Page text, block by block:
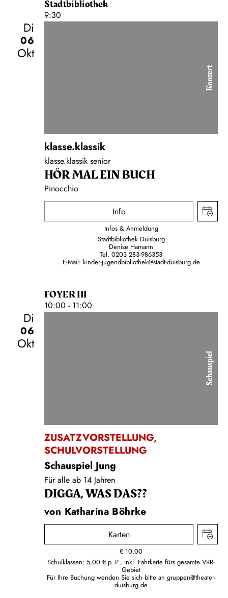
Stadtbibliothek
9:30
Di
06
Okt
Konzert
klasse.klassik
klasse.klassik senior
HÖR MAL EIN BUCH
Pinocchio
Info
Infos & Anmeldung
Stadtbibliothek Duisburg
Denise Hamann
Tel. 0203 283-986353
E-Mail: kinder-jugendbibliothek@stadt-duisburg.de
FOYER III
10:00 - 11:00
Di
06
Okt
Schauspiel
ZUSATZVORSTELLUNG,
SCHULVORSTELLUNG
Schauspiel Jung
Für alle ab 14 Jahren
DIGGA, WAS DAS??
von Katharina Böhrke
Karten
€ 10,00
Schulklassen: 5,00 € p. P., inkl. Fahrkarte fürs gesamte VRR-
Gebiet
Für Ihre Buchung wenden Sie sich bitte an gruppen@theater-
duisburg.de